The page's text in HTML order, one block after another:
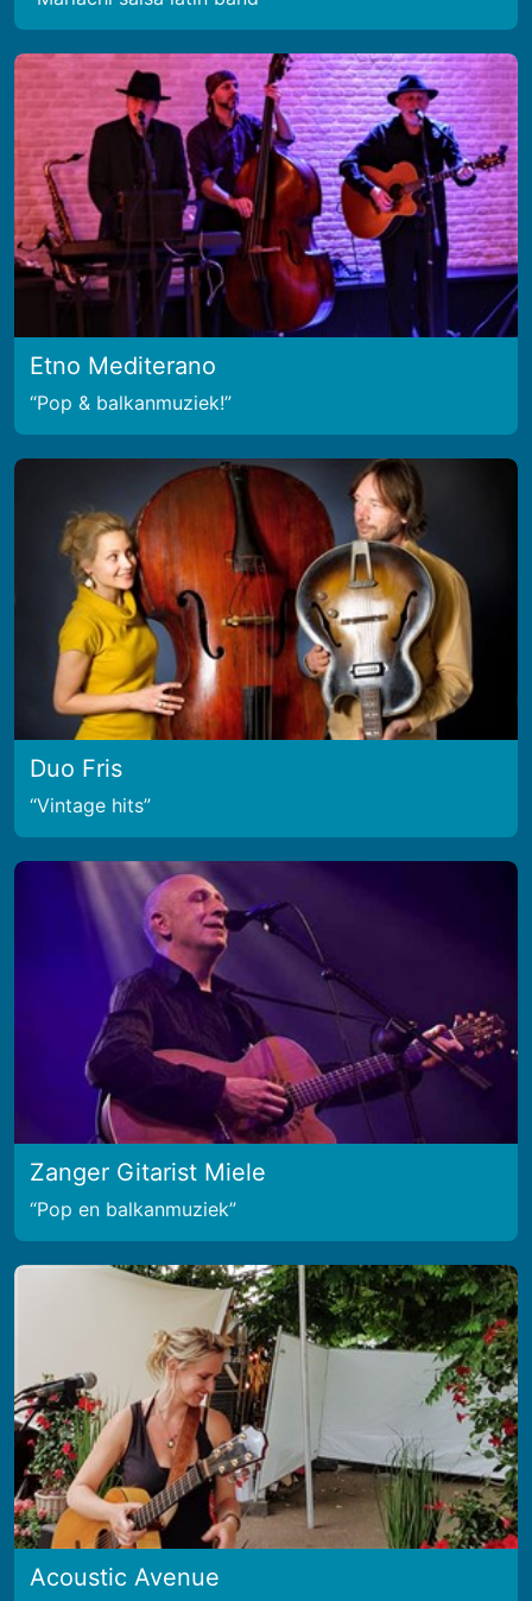
Etno Mediterano
Pop & balkanmuziek!
Duo Fris
Vintage hits
Zanger Gitarist Miele
Pop en balkanmuziek
Acoustic Avenue